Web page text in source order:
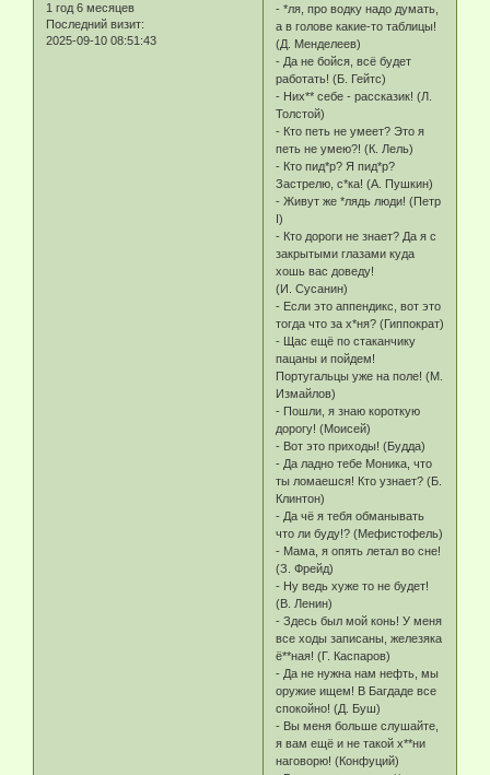
1 год 6 месяцев
Последний визит:
2025-09-10 08:51:43
- *ля, про водку надо думать,
а в голове какие-то таблицы!
(Д. Менделеев)
- Да не бойся, всё будет
работать! (Б. Гейтс)
- Них** себе - рассказик! (Л.
Толстой)
- Кто петь не умеет? Это я
петь не умею?! (К. Лель)
- Кто пид*р? Я пид*р?
Застрелю, с*ка! (А. Пушкин)
- Живут же *лядь люди! (Петр
I)
- Кто дороги не знает? Да я с
закрытыми глазами куда
хошь вас доведу!
(И. Сусанин)
- Если это аппендикс, вот это
тогда что за х*ня? (Гиппократ)
- Щас ещё по стаканчику
пацаны и пойдем!
Португальцы уже на поле! (М.
Измайлов)
- Пошли, я знаю короткую
дорогу! (Моисей)
- Вот это приходы! (Будда)
- Да ладно тебе Моника, что
ты ломаешся! Кто узнает? (Б.
Клинтон)
- Да чё я тебя обманывать
что ли буду!? (Мефистофель)
- Мама, я опять летал во сне!
(З. Фрейд)
- Ну ведь хуже то не будет!
(В. Ленин)
- Здесь был мой конь! У меня
все ходы записаны, железяка
ё**ная! (Г. Каспаров)
- Да не нужна нам нефть, мы
оружие ищем! В Багдаде все
спокойно! (Д. Буш)
- Вы меня больше слушайте,
я вам ещё и не такой х**ни
наговорю! (Конфуций)